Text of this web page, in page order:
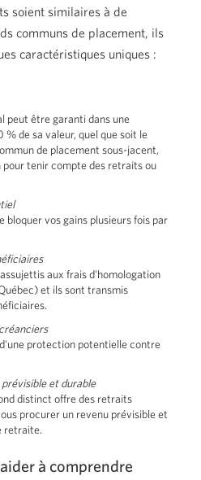
soient similaires à de
communs de placement, ils
caractéristiques uniques :
peut être garanti dans une
%de sa valeur, quel que soit le
de placement sous-jacent,
tenir compte des retraits ou
bloquer vos gains plusieurs fois par
aux frais d'homologation
et ils sont transmis
protection potentielle contre
et durable
distinct offre des retraits
procurer un revenu prévisible et
retraite.
à comprendre